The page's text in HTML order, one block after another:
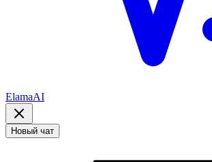
ElamaAI
Новый чат